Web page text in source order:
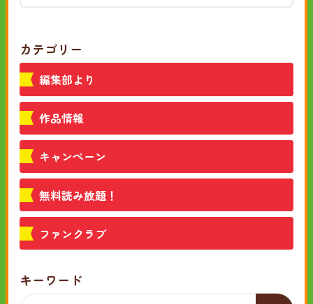
カテゴリー
編集部より
作品情報
キャンペーン
無料読み放題！
ファンクラブ
キーワード